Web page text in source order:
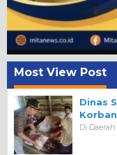
Most View Post
Dinas
Di Daerah